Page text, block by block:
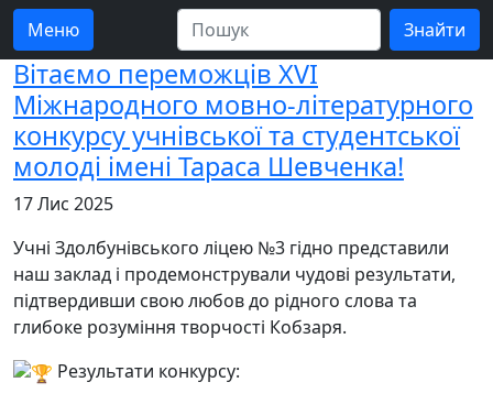
Меню
Вітаємо переможців XVI
Міжнародного мовно-літературного
конкурсу учнівської та студентської
молоді імені Тараса Шевченка!
17 Лис 2025
Учні Здолбунівського ліцею №3 гідно представили
наш заклад і продемонстрували чудові результати,
підтвердивши свою любов до рідного слова та
глибоке розуміння творчості Кобзаря.
Результати конкурсу: